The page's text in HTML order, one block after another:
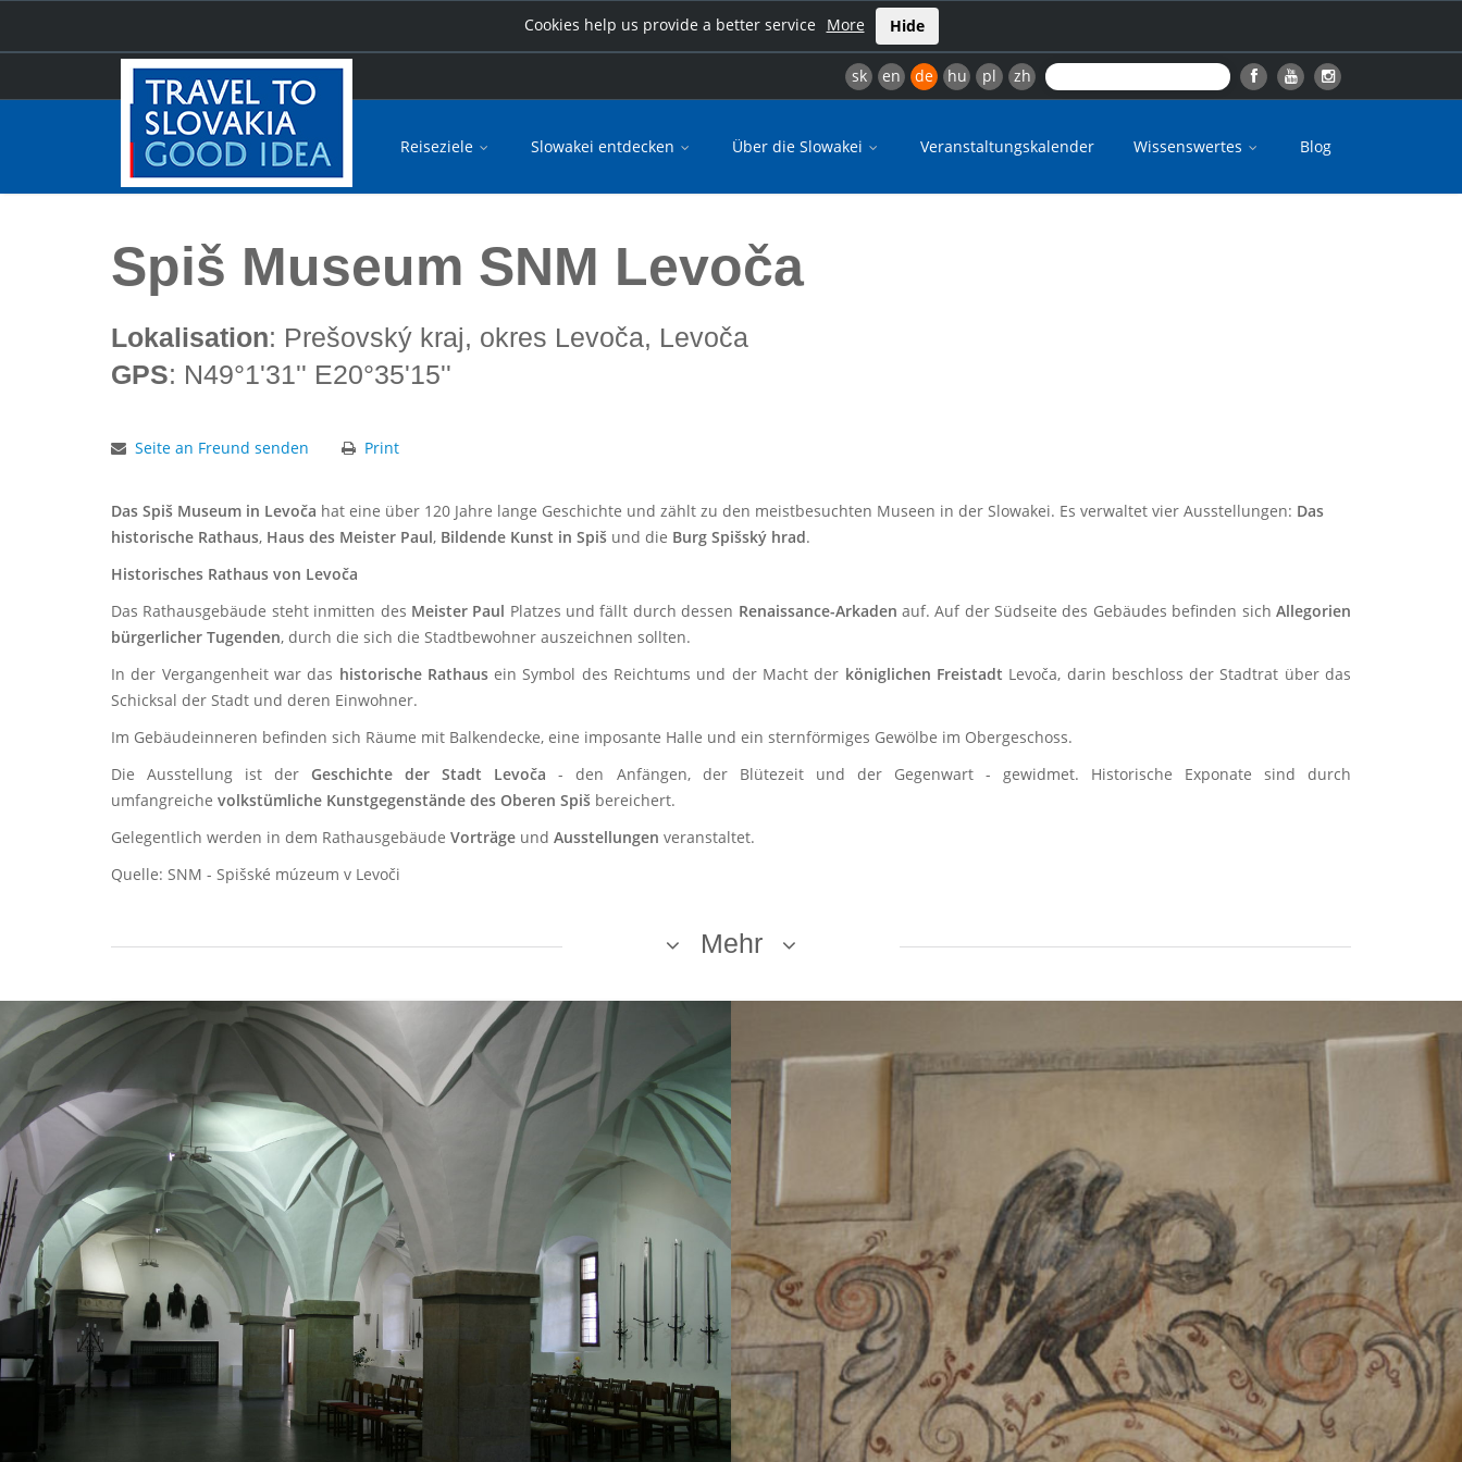
Cookies help us provide a better service More Hide
sk en de hu pl zh
Reiseziele Slowakei entdecken Über die Slowakei Veranstaltungskalender Wissenswertes Blog
Hauptseite Spiš Museum SNM Levoča
Spiš Museum SNM Levoča
Lokalisation: Prešovský kraj, okres Levoča, Levoča
GPS: N49°1'31'' E20°35'15''
Seite an Freund senden Print
Das Spiš Museum in Levoča hat eine über 120 Jahre lange Geschichte und zählt zu den meistbesuchten Museen in der Slowakei. Es verwaltet vier Ausstellungen: Das
historische Rathaus, Haus des Meister Paul, Bildende Kunst in Spiš und die Burg Spišský hrad.
Historisches Rathaus von Levoča
Das Rathausgebäude steht inmitten des Meister Paul Platzes und fällt durch dessen Renaissance-Arkaden auf. Auf der Südseite des Gebäudes befinden sichAllegorien
bürgerlicher Tugenden, durch die sich die Stadtbewohner auszeichnen sollten.
In der Vergangenheit war das historische Rathausein Symbol des Reichtums und der Macht der königlichen Freistadt Levoča, darin beschloss der Stadtrat über das
Schicksal der Stadt und deren Einwohner.
Im Gebäudeinneren befinden sich Räume mit Balkendecke, eine imposante Halle und ein sternförmiges Gewölbe im Obergeschoss.
Die Ausstellung ist der Geschichte der Stadt Levoča - den Anfängen, der Blütezeit und der Gegenwart - gewidmet. Historische Exponate sind durch
umfangreiche volkstümliche Kunstgegenstände des Oberen Spiš bereichert.
Gelegentlich werden in dem Rathausgebäude Vorträge und Ausstellungen veranstaltet.
Quelle: SNM - Spišské múzeum v Levoči
Mehr